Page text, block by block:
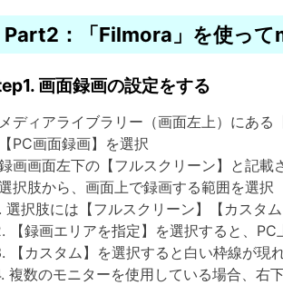
Part2：「Filmora」を使っ
画面録画の設定をする
メディアライブラリー（画面左上）にある
【PC画面録画】を選択
録画画面左下の【フルスクリーン】と記載
選択肢から、画面上で録画する範囲を選択
選択肢には【フルスクリーン】【カスタ
【録画エリアを指定】を選択すると、PC
【カスタム】を選択すると白い枠線が現
複数のモニターを使用している場合、右